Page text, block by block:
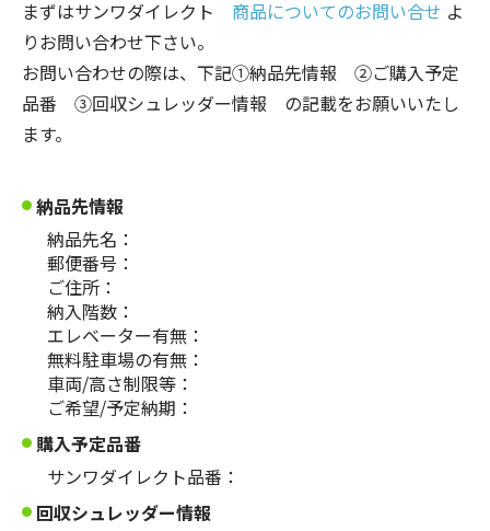
まずはサンワダイレクト 商品についてのお問い合せ よ
りお問い合わせ下さい。
お問い合わせの際は、下記①納品先情報 ②ご購入予定
品番 ③回収シュレッダー情報 の記載をお願いいたし
ます。
納品先情報
納品先名：
郵便番号：
ご住所：
納入階数：
エレベーター有無：
無料駐車場の有無：
車両/高さ制限等：
ご希望/予定納期：
購入予定品番
サンワダイレクト品番：
回収シュレッダー情報